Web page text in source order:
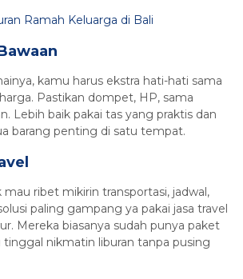
Ramah Keluarga di Bali
kamu harus ekstra hati-hati sama
Pastikan dompet, HP, sama
Lebih baik pakai tas yang praktis dan
barang penting di satu tempat.
ribet mikirin transportasi, jadwal,
paling gampang ya pakai jasa travel
Mereka biasanya sudah punya paket
tinggal nikmatin liburan tanpa pusing